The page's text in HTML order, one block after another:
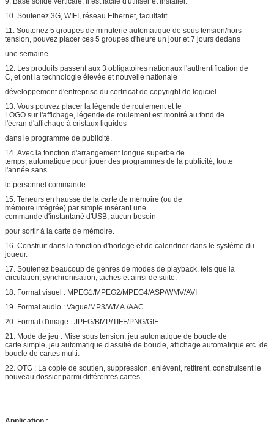
10. Soutenez 3G, WIFI, réseau Ethernet, facultatif.
11. Soutenez 5 groupes de minuterie automatique de sous tension/hors
tension, pouvez placer ces 5 groupes d'heure un jour et 7 jours dedans
une semaine.
12. Les produits passent aux 3 obligatoires nationaux l'authentification de
C, et ont la technologie élevée et nouvelle nationale
développement d'entreprise du certificat de copyright de logiciel.
13. Vous pouvez placer la légende de roulement et le
LOGO sur l'affichage, légende de roulement est montré au fond de
l'écran d'affichage à cristaux liquides
dans le programme de publicité.
14. Avec la fonction d'arrangement longue superbe de
temps, automatique pour jouer des programmes de la publicité, toute
l'année sans
le personnel commande.
15. Teneurs en hausse de la carte de mémoire (ou de
mémoire intégrée) par simple insérant une
commande d'instantané d'USB, aucun besoin
pour sortir à la carte de mémoire.
16. Construit dans la fonction d'horloge et de calendrier dans le système du
joueur.
17. Soutenez beaucoup de genres de modes de playback, tels que la
circulation, synchronisation, taches et ainsi de suite.
18. Format visuel : MPEG1/MPEG2/MPEG4/ASP/WMV/AVI
19. Format audio : Vague/MP3/WMA /AAC
20. Format d'image : JPEG/BMP/TIFF/PNG/GIF
21. Mode de jeu : Mise sous tension, jeu automatique de boucle de
carte simple, jeu automatique classifié de boucle, affichage automatique etc. de
boucle de cartes multi.
22. OTG : La copie de soutien, suppression, enlèvent, retitrent, construisent le
nouveau dossier parmi différentes cartes